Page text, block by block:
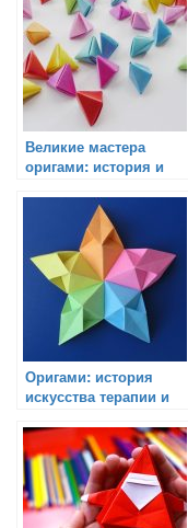
Великие мастера
оригами: история и
Оригами: история
искусства терапии и